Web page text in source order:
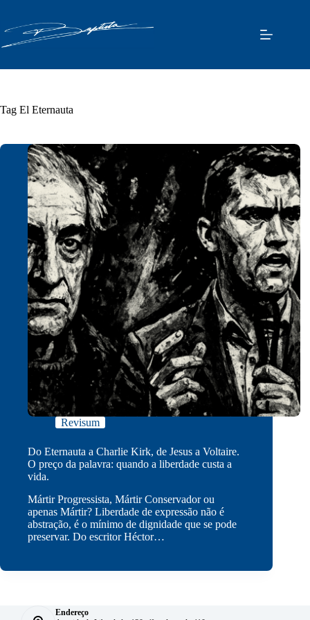
o
conteúdo
Tag El Eternauta
Revisum
Do Eternauta a Charlie Kirk, de Jesus a Voltaire.
O preço da palavra: quando a liberdade custa a
vida.
Mártir Progressista, Mártir Conservador ou
apenas Mártir? Liberdade de expressão não é
abstração, é o mínimo de dignidade que se pode
preservar. Do escritor Héctor…
Endereço